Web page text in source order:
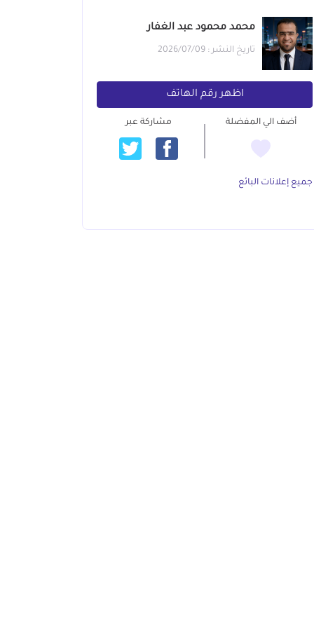
‫محمد محمود عبد الغفار‬
تاريخ النشر : 2026/07/09
اظهر رقم الهاتف
أضف الي المفضلة مشاركة عبر
جميع إعلانات البائع